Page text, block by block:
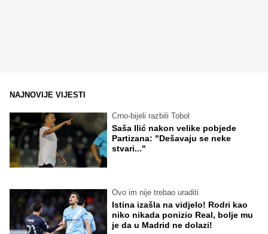
NAJNOVIJE VIJESTI
Crno-bijeli razbili Tobol
Saša Ilić nakon velike pobjede
Partizana: "Dešavaju se neke
stvari..."
Ovo im nije trebao uraditi
Istina izašla na vidjelo! Rodri kao
niko nikada ponizio Real, bolje mu
je da u Madrid ne dolazi!